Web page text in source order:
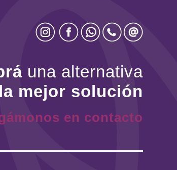
una alternativa
la mejor solución
en contacto